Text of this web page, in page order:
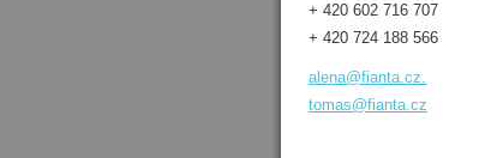
+ 420 602 716 707
+ 420 724 188 566
alena@fianta.cz.
tomas@fianta.cz